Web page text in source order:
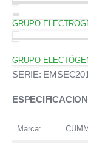
GRUPO
GRUPO
SERIE:
Marca: